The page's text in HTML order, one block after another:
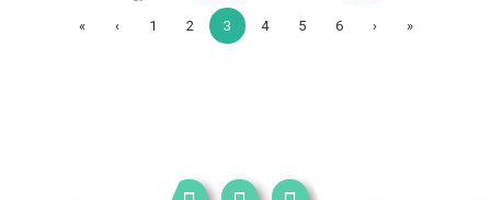
« ‹ 1 2 3 4 5 6 › »